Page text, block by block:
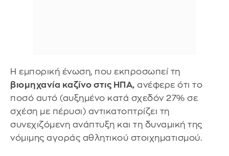
Η εμπορική ένωση, που εκπροσωπεί τη
βιομηχανία καζίνο στις ΗΠΑ, ανέφερε ότι το
ποσό αυτό (αυξημένο κατά σχεδόν 27% σε
σχέση με πέρυσι) αντικατοπτρίζει τη
συνεχιζόμενη ανάπτυξη και τη δυναμική της
νόμιμης αγοράς αθλητικού στοιχηματισμού.